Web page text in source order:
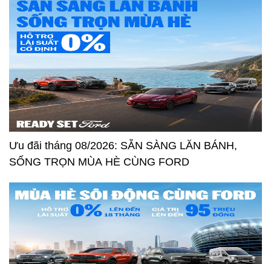
Ưu đãi tháng 08/2026: SẴN SÀNG LĂN BÁNH,
SỐNG TRỌN MÙA HÈ CÙNG FORD